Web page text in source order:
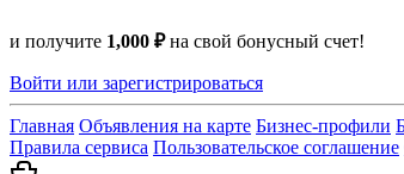
и получите 1,000 ₽на свой бонусный счет!
Войти или зарегистрироваться
Главная Объявления на карте Бизнес-профили
Правила сервиса Пользовательское соглашение